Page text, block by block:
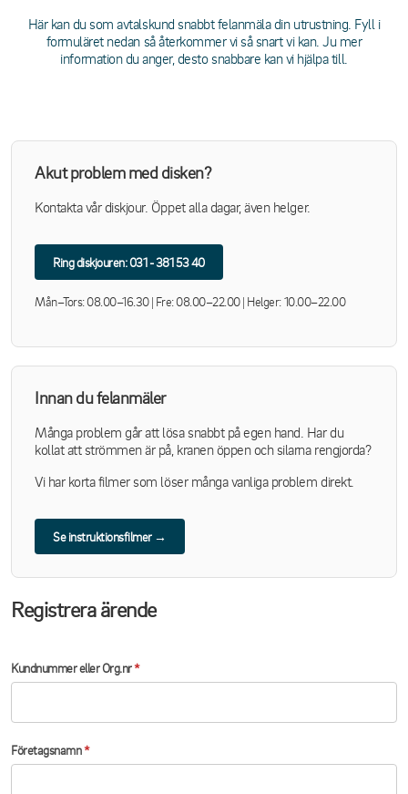
Här kan du som avtalskund snabbt felanmäla din utrustning. Fyll i
formuläret nedan så återkommer vi så snart vi kan. Ju mer
information du anger, desto snabbare kan vi hjälpa till.
Akut problem med disken?
Kontakta vår diskjour. Öppet alla dagar, även helger.
Ring diskjouren: 031 - 381 53 40
Mån–Tors: 08.00–16.30 | Fre: 08.00–22.00 | Helger: 10.00–22.00
Innan du felanmäler
Många problem går att lösa snabbt på egen hand. Har du
kollat att strömmen är på, kranen öppen och silarna rengjorda?
Vi har korta filmer som löser många vanliga problem direkt.
Se instruktionsfilmer →
Registrera ärende
Kundnummer eller Org.nr*
Företagsnamn*